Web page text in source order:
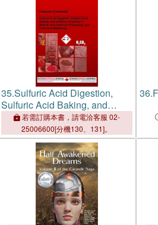
35.Sulfuric Acid Digestion,
Sulfuric Acid Baking, and
Sulfation Roasting in Mineral
and Chemical Processing, and
Extractive Metallurgy
若需訂購本書，請電洽客服 02-
25006600[分機130、131]。
36.